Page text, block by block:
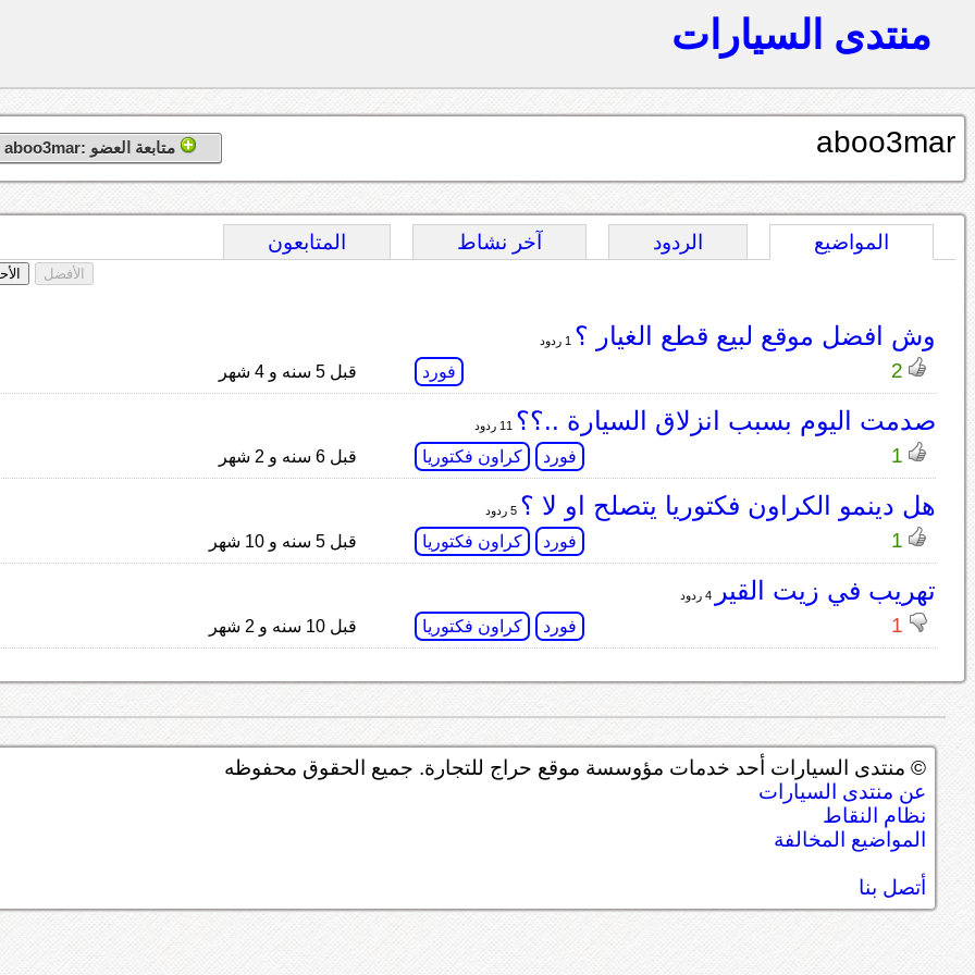
منتدى السيارات
aboo3mar متابعة العضو :aboo3mar
المواضيع الردود آخر نشاط المتابعون
الأفضل
وش افضل موقع لبيع قطع الغيار ؟
2 فورد قبل 5 سنه و 4 شهر
صدمت اليوم بسبب انزلاق السيارة ..؟؟
1 فورد كراون فكتوريا قبل 6 سنه و 2 شهر
هل دينمو الكراون فكتوريا يتصلح او لا ؟ 5 ردود
1 فورد كراون فكتوريا قبل 5 سنه و 10 شهر
تهريب في زيت القير 4 ردود
1 فورد كراون فكتوريا قبل 10 سنه و 2 شهر
© منتدى السيارات أحد خدمات مؤوسسة موقع حراج للتجارة. جميع الحقوق محفوظه
عن منتدى السيارات
نظام النقاط
المواضيع المخالفة
أتصل بنا